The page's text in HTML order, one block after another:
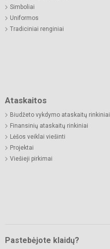
Simboliai
Uniformos
Tradiciniai renginiai
Ataskaitos
Biudžeto vykdymo ataskaitų rinkiniai
Finansinių ataskaitų rinkiniai
Lėšos veiklai viešinti
Projektai
Viešieji pirkimai
Pastebėjote klaidų?